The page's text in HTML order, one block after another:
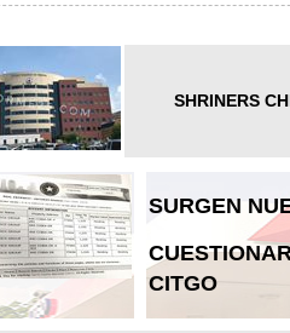
SHRINERS
SURGEN
CITGO